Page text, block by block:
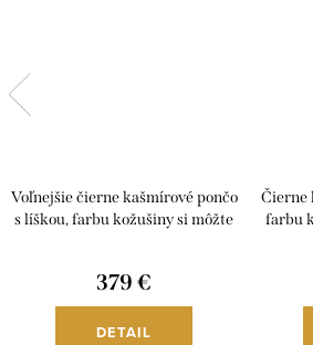
Voľnejšie čierne kašmírové pončo
s líškou, farbu kožušiny si môžte
379 €
DETAIL
Čierne
farbu